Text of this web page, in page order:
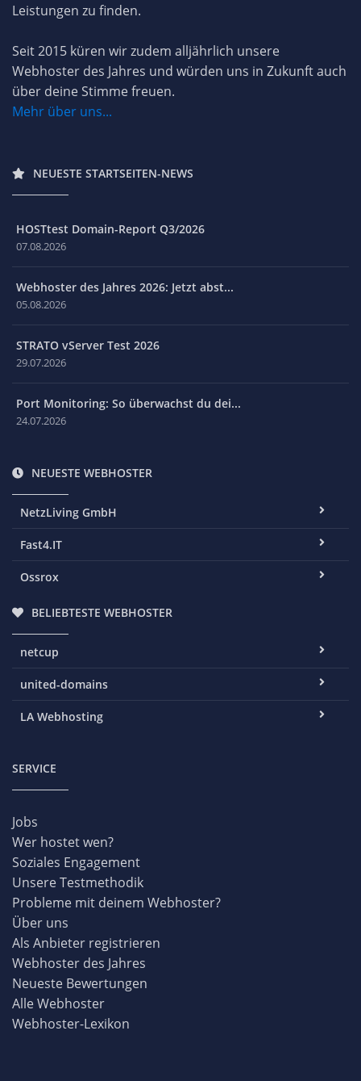
Leistungen zu finden.
Seit 2015 küren wir zudem alljährlich unsere
Webhoster des Jahres und würden uns in Zukunft auch
über deine Stimme freuen.
Mehr über uns...
NEUESTE STARTSEITEN-NEWS
HOSTtest Domain-Report Q3/2026
07.08.2026
Webhoster des Jahres 2026: Jetzt abst...
05.08.2026
STRATO vServer Test 2026
29.07.2026
Port Monitoring: So überwachst du dei...
24.07.2026
NEUESTE WEBHOSTER
NetzLiving GmbH
Fast4.IT
Ossrox
BELIEBTESTE WEBHOSTER
netcup
united-domains
LA Webhosting
SERVICE
Jobs
Wer hostet wen?
Soziales Engagement
Unsere Testmethodik
Probleme mit deinem Webhoster?
Über uns
Als Anbieter registrieren
Webhoster des Jahres
Neueste Bewertungen
Alle Webhoster
Webhoster-Lexikon